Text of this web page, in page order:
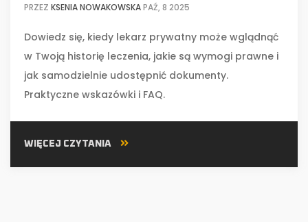
PRZEZ KSENIA NOWAKOWSKAPAŹ, 8 2025
Dowiedz się, kiedy lekarz prywatny może wglądnąć
w Twoją historię leczenia, jakie są wymogi prawne i
jak samodzielnie udostępnić dokumenty.
Praktyczne wskazówki i FAQ.
WIĘCEJ CZYTANIA